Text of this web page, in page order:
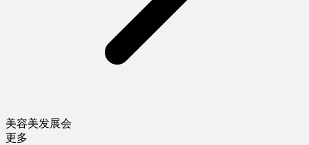
美容美发展会
更多